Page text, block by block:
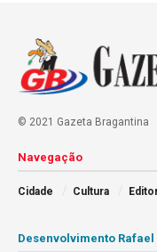
© 2021 Gazeta Bragantina
Navegação
Cidade Cultura
Desenvolvimento Rafael